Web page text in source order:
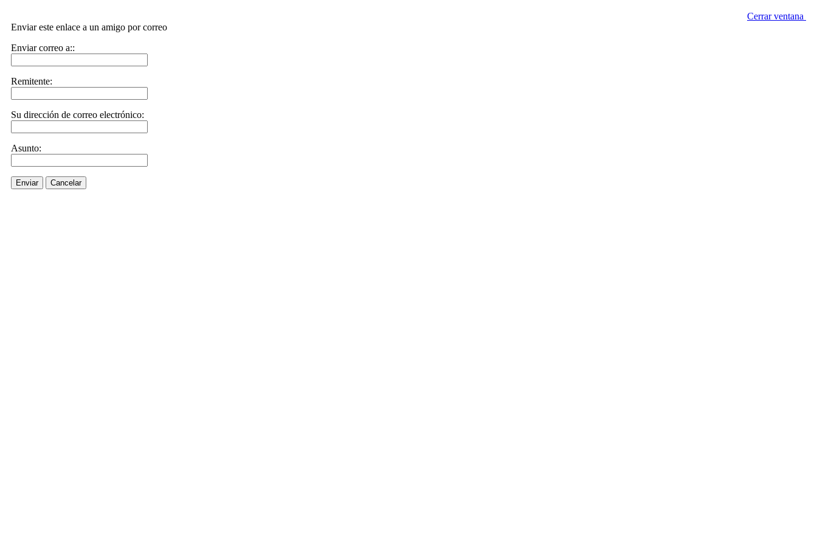
Cerrar ventana
Enviar este enlace a un amigo por correo
Enviar correo a::
Remitente:
Su dirección de correo electrónico:
Asunto:
Enviar Cancelar